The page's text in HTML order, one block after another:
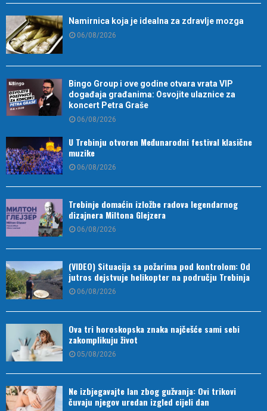
Namirnica koja je idealna za zdravlje mozga
06/08/2026
Bingo Group i ove godine otvara vrata VIP
događaja građanima: Osvojite ulaznice za
koncert Petra Graše
06/08/2026
U Trebinju otvoren Međunarodni festival klasične
muzike
06/08/2026
Trebinje domaćin izložbe radova legendarnog
dizajnera Miltona Glejzera
06/08/2026
(VIDEO) Situacija sa požarima pod kontrolom: Od
jutros dejstvuje helikopter na području Trebinja
06/08/2026
Ova tri horoskopska znaka najčešće sami sebi
zakomplikuju život
05/08/2026
Ne izbjegavajte lan zbog gužvanja: Ovi trikovi
čuvaju njegov uredan izgled cijeli dan